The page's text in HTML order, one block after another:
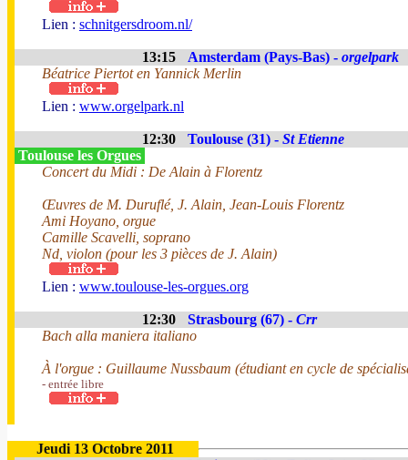
Lien : schnitgersdroom.nl/
13:15 Amsterdam (Pays-Bas) - orgelpark
Béatrice Piertot en Yannick Merlin
Lien : www.orgelpark.nl
12:30 Toulouse (31) - St Etienne
Toulouse les Orgues
Concert du Midi : De Alain à Florentz
Œuvres de M. Duruflé, J. Alain, Jean-Louis Florentz
Ami Hoyano, orgue
Camille Scavelli, soprano
Nd, violon (pour les 3 pièces de J. Alain)
Lien : www.toulouse-les-orgues.org
12:30 Strasbourg (67) - Crr
Bach alla maniera italiano
À l'orgue : Guillaume Nussbaum (étudiant en cycle de
- entrée libre
Jeudi 13 Octobre 2011